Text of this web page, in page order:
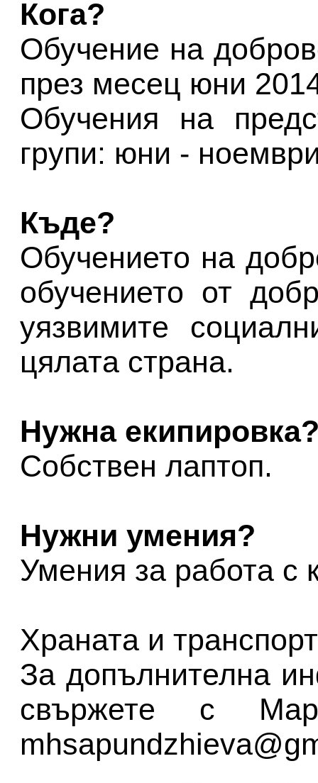
Кога?
Обучение на
през месец юни
Обучения на
групи: юни -
Къде?
Обучението на
обучението от
уязвимите
цялата страна.
Нужна
Собствен лаптоп.
Нужни умения?
Умения за работа с
Храната и
За допълнителна
свържете с